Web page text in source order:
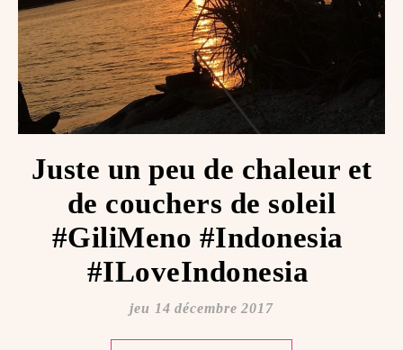
Juste un peu de chaleur et
de couchers de soleil
#GiliMeno #Indonesia ️
#ILoveIndonesia ️
jeu 14 décembre 2017